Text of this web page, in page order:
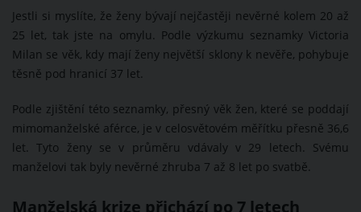
Jestli si myslíte, že ženy bývají nejčastěji nevěrné kolem 20 až
25 let, tak jste na omylu. Podle výzkumu seznamky Victoria
Milan se věk, kdy mají ženy největší sklony k nevěře, pohybuje
těsně pod hranicí 37 let.
Podle zjištění této seznamky, přesný věk žen, které se poddají
mimomanželské aférce, je v celosvětovém měřítku přesně 36,6
let. Tyto ženy se v průměru vdávaly v 29 letech. Svému
manželovi tak byly nevěrné zhruba 7 až 8 let po svatbě.
Manželská krize přichází po 7 letech